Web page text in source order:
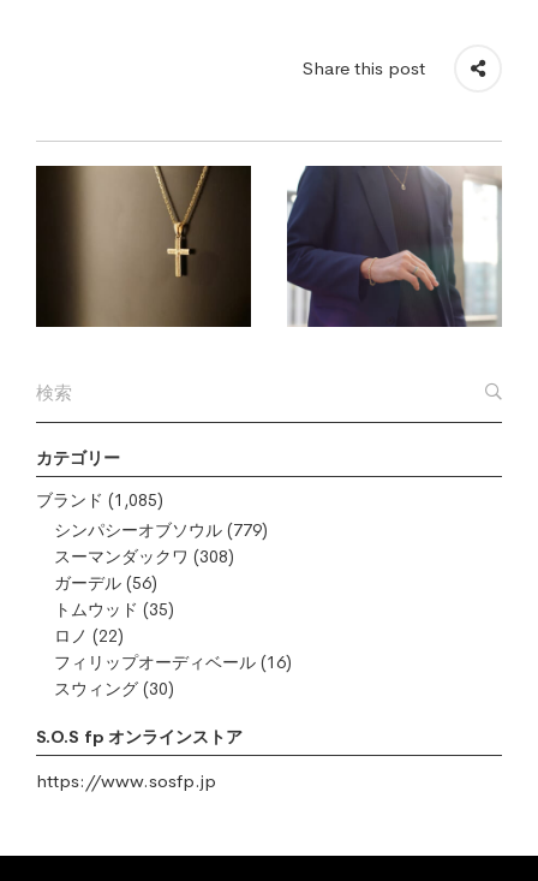
カテゴリー
ブランド (1,085)
シンパシーオブソウル (779)
スーマンダックワ (308)
ガーデル (56)
トムウッド (35)
ロノ (22)
フィリップオーディベール (16)
スウィング (30)
S.O.S fp オンラインストア
https://www.sosfp.jp
Share this post